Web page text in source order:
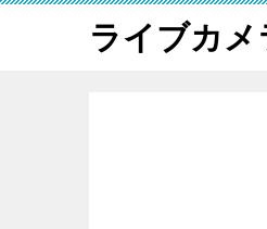
ライブカメ